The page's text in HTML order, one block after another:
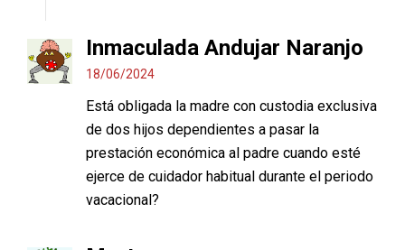
Inmaculada Andujar Naranjo
18/06/2024
Está obligada la madre con custodia exclusiva
de dos hijos dependientes a pasar la
prestación económica al padre cuando esté
ejerce de cuidador habitual durante el periodo
vacacional?